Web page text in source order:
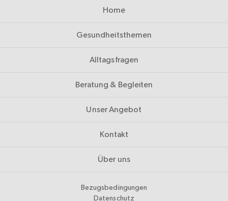
Home
Gesundheitsthemen
Alltagsfragen
Beratung & Begleiten
Unser Angebot
Kontakt
Über uns
Bezugsbedingungen
Datenschutz